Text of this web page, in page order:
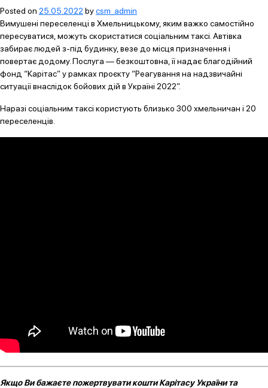
Posted on 25.05.2022 bycsm_admin
Вимушені переселенці в Хмельницькому, яким важко самостійно
пересуватися, можуть скористатися соціальним таксі. Автівка
забирає людей з-під будинку, везе до місця призначення і
повертає додому. Послуга — безкоштовна, її надає благодійний
фонд “Карітас” у рамках проєкту “Реагування на надзвичайні
ситуації внаслідок бойових дій в Україні 2022”.
Наразі соціальним таксі користують близько 300 хмельничан і 20
переселенців.
Якщо Ви бажаєте пожертвувати кошти Карітасу України та